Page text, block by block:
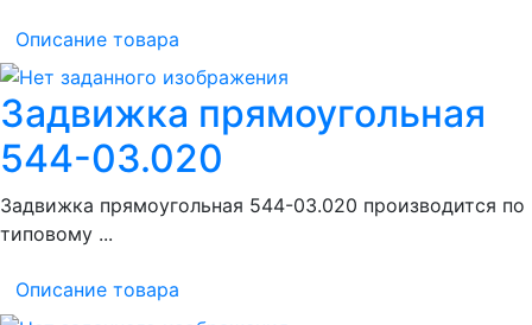
Описание товара
Задвижка прямоугольная
544-03.020
Задвижка прямоугольная 544-03.020 производится по
типовому ...
Описание товара